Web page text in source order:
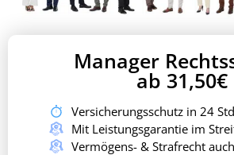
Manager
ab 31,50€
Versicherungsschutz in 24
Mit Leistungsgarantie im
Vermögens- & Strafrecht